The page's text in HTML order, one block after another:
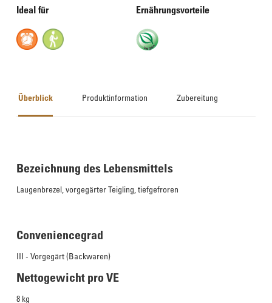
Ideal für Ernährungsvorteile
Überblick Produktinformation Zubereitung
Bezeichnung des Lebensmittels
Laugenbrezel, vorgegärter Teigling, tiefgefroren
Conveniencegrad
III - Vorgegärt (Backwaren)
Nettogewicht pro VE
8 kg